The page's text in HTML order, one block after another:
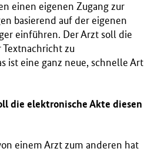
einen eigenen Zugang zur
basierend auf der eigenen
einführen. Der Arzt soll die
zu
ist eine ganz neue, schnelle Art
die elektronische Akte diesen
einem Arzt zum anderen hat